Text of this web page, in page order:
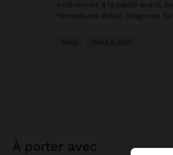
extérieures à la partie avant,
Fermetures éclair. Dragonne
Sacs Sacs à Dos
à porter avec